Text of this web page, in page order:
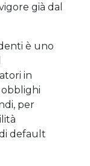
già dal
è uno
in
per
default